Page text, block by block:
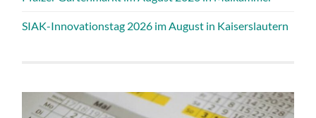
SIAK-Innovationstag 2026 im August in Kaiserslautern